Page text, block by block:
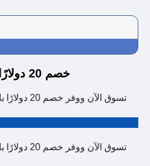
خصم 20 دولارًا على مستوى المتجر
تسوق الآن
تسوق الآن